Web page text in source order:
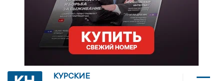
КУРСКИЕ